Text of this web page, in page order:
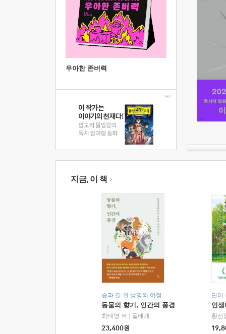
우아한 존버력
지금, 이 책
숲과 길 위 생명의 여정
동물의 향기, 인간의 풍경
최태영 저
돌베개
23,400원
단어
인
황선